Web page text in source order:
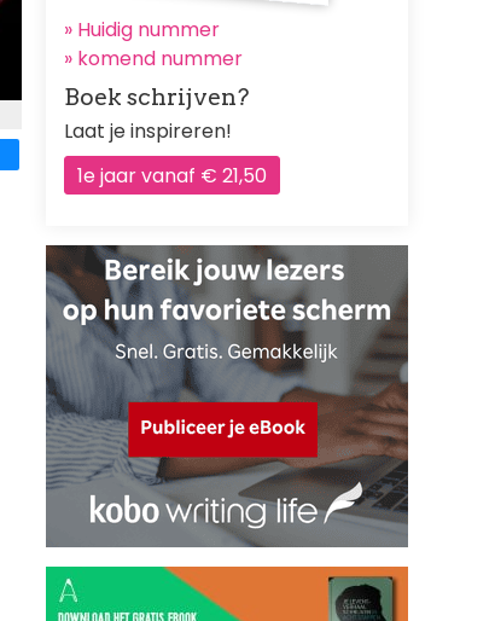
» Huidig nummer
» komend nummer
Boek schrijven?
Laat je inspireren!
1e jaar vanaf € 21,50